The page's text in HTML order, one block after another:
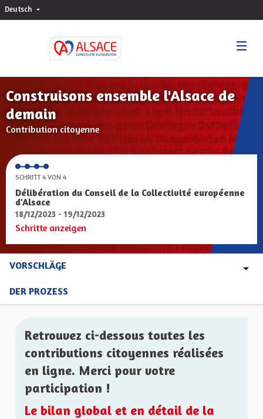
Deutsch Choisir la langue
Construisons ensemble l'Alsace de
demain
Contribution citoyenne
SCHRITT 4 VON 4
Délibération du Conseil de la Collectivité européenne
d'Alsace
18/12/2023 - 19/12/2023
Schritte anzeigen
VORSCHLÄGE
DER PROZESS
Retrouvez ci-dessous toutes les
contributions citoyennes réalisées
en ligne. Merci pour votre
participation !
Le bilan global et en détail de la